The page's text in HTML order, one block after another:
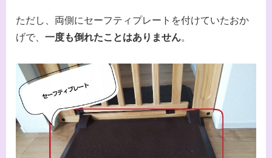
ただし、両側にセーフティプレートを付けていたおか
げで、 一度も倒れたことはありません。